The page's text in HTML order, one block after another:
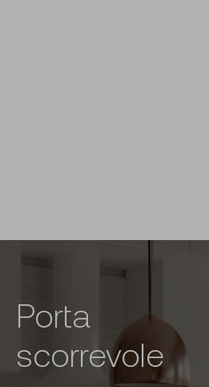
Porta
scorrevole